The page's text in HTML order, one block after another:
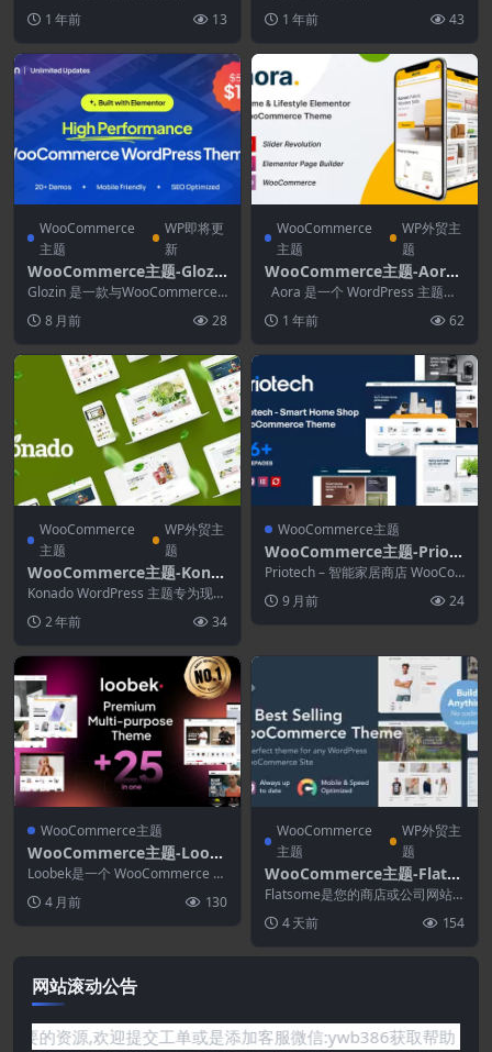
WordPress主题
计。它提...
1 年前 13
跨境电商出海WooCommer
ce主题
1 年前 43
WooCommerce
主题
WP即将更
新
WooCommerce主题-Glozi
n 1.6.2–多用途WooComme
rce WordPress主题
Glozin 是一款与WooCommerce
8 月前 28
WooCommerce
主题
WP外贸主
题
WooCommerce主题-Aora
1.3.13–家居和生活方式Elem
entor WooCommerce主题
Aora 是一个 WordPress 主题，
品...1 年前 62
WooCommerce
主题
WP外贸主
题
WooCommerce主题-Kona
do 1.1.2–WooCommerce
WordPress的有机主题
Konado WordPress 主题专为现代
农场...2 年前 34
WooCommerce主题
WooCommerce主题-Priote
ch 1.0.26–智能家居商店Wo
oCommerce主题
Priotech – 智能家居商店 WooCo
9 月前 24
WooCommerce主题
WooCommerce主题-Loob
ek 1.5.5–Elementor多用途
WooCommerce主题
Loobek是一个 WooCommerce W
ordPress 主题，专为在线商...
4 月前 130
WooCommerce
主题
WP外贸主
题
WooCommerce主题-Flatso
me 3.20.9–多用途响应式Wo
oCommerce主题
Flatsome是您的商店或公司网站
的完美主题，如果您是代理机构或
自由职业者，则...
4 天前 154
网站滚动公告
有你需要的资源,欢迎提交工单或是添加客服微信:ywb386获取帮